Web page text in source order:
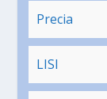
Precia
LISI